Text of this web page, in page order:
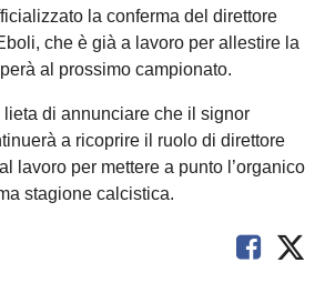
la conferma del direttore
che è già a lavoro per allestire la
al prossimo campionato.
lieta di annunciare che il signor
a ricoprire il ruolo di direttore
lavoro per mettere a punto l’organico
stagione calcistica.